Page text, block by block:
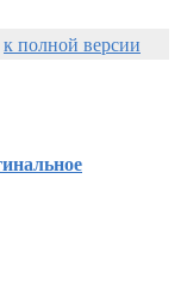
к полной версии